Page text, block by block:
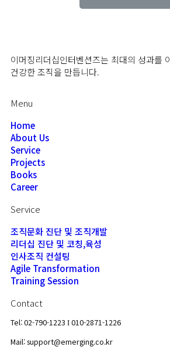
이머징리더십인터벤션즈는 최대의 성과를
건강한 조직을 만듭니다.
Menu
Home
About Us
Service
Projects
Books
Career
Service
조직문화 진단 및 조직개발
리더십 진단 및 코칭,육성
인사조직 컨설팅
Agile Transformation
Training Session
Contact
Tel: 02-790-1223 I 010-2871-1226
Mail: support@emerging.co.kr